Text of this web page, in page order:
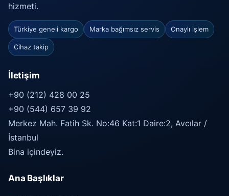
hizmeti.
Türkiye geneli kargo Marka bağımsız servis Onaylı işlem
Cihaz takip
İletişim
+90 (212) 428 00 25
+90 (544) 657 39 92
Merkez Mah. Fatih Sk. No:46 Kat:1 Daire:2, Avcılar /
İstanbul
Bina içindeyiz.
Ana Başlıklar